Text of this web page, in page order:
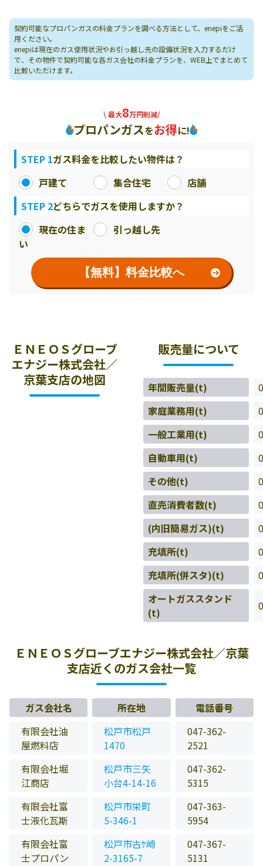
契約可能なプロパンガスの料金プランを調べる方法として、enepiをご活
用ください。
enepiは現在のガス使用状況やお引っ越し先の設備状況を入力するだけ
で、その物件で契約可能な各ガス会社の料金プランを、WEB上でまとめて
比較いただけます。
\ 最大8万円削減/
プロパンガスをお得に!
STEP 1ガス料金を比較したい物件は？
戸建て
集合住宅
店舗
STEP 2どちらでガスを使用しますか？
現在の住ま
い
引っ越し先
【無料】料金比較へ
ＥＮＥＯＳグローブ
エナジー株式会社／
京葉支店の地図
販売量について
年間販売量(t)
0
家庭業務用(t)
0
一般工業用(t)
0
自動車用(t)
0
その他(t)
0
直売消費者数(t)
0
(内旧簡易ガス)(t)
0
充填所(t)
0
充填所(併スタ)(t)
0
オートガススタンド
(t)
0
ＥＮＥＯＳグローブエナジー株式会社／京葉
支店近くのガス会社一覧
ガス会社名 所在地
電話番号
有限会社油
屋燃料店
松戸市松戸
1470
047-362-
2521
有限会社堀
江商店
松戸市三矢
小台4-14-16
047-362-
5315
有限会社富
士液化瓦斯
松戸市栄町
5-346-1
047-363-
5954
有限会社富
士プロパン
松戸市古ｹ崎
2-3165-7
047-367-
5131